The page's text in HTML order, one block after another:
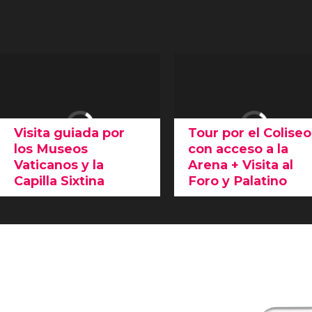
Visita guiada por
los Museos
Vaticanos y la
Capilla Sixtina
Tour por el Coliseo
con acceso a la
Arena + Visita al
Foro y Palatino